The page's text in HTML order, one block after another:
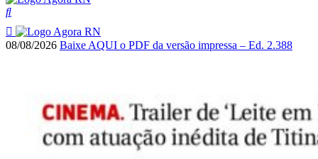
08/08/2026 Baixe AQUI o PDF da versão impressa – Ed. 2.388